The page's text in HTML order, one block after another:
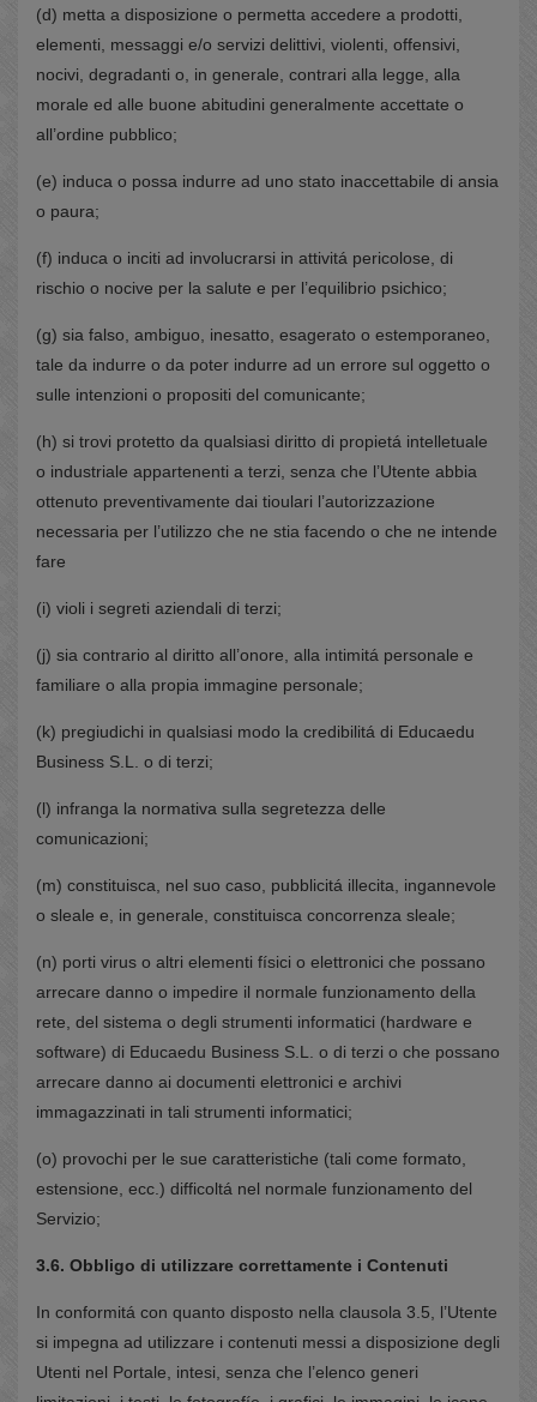
(d) metta a disposizione o permetta accedere a prodotti,
elementi, messaggi e/o servizi delittivi, violenti, offensivi,
nocivi, degradanti o, in generale, contrari alla legge, alla
morale ed alle buone abitudini generalmente accettate o
all’ordine pubblico;
(e) induca o possa indurre ad uno stato inaccettabile di ansia
o paura;
(f) induca o inciti ad involucrarsi in attivitá pericolose, di
rischio o nocive per la salute e per l’equilibrio psichico;
(g) sia falso, ambiguo, inesatto, esagerato o estemporaneo,
tale da indurre o da poter indurre ad un errore sul oggetto o
sulle intenzioni o propositi del comunicante;
(h) si trovi protetto da qualsiasi diritto di propietá intelletuale
o industriale appartenenti a terzi, senza che l’Utente abbia
ottenuto preventivamente dai tioulari l’autorizzazione
necessaria per l’utilizzo che ne stia facendo o che ne intende
fare
(i) violi i segreti aziendali di terzi;
(j) sia contrario al diritto all’onore, alla intimitá personale e
familiare o alla propia immagine personale;
(k) pregiudichi in qualsiasi modo la credibilitá di Educaedu
Business S.L. o di terzi;
(l) infranga la normativa sulla segretezza delle
comunicazioni;
(m) constituisca, nel suo caso, pubblicitá illecita, ingannevole
o sleale e, in generale, constituisca concorrenza sleale;
(n) porti virus o altri elementi físici o elettronici che possano
arrecare danno o impedire il normale funzionamento della
rete, del sistema o degli strumenti informatici (hardware e
software) di Educaedu Business S.L. o di terzi o che possano
arrecare danno ai documenti elettronici e archivi
immagazzinati in tali strumenti informatici;
(o) provochi per le sue caratteristiche (tali come formato,
estensione, ecc.) difficoltá nel normale funzionamento del
Servizio;
3.6. Obbligo di utilizzare correttamente i Contenuti
In conformitá con quanto disposto nella clausola 3.5, l’Utente
si impegna ad utilizzare i contenuti messi a disposizione degli
Utenti nel Portale, intesi, senza che l’elenco generi